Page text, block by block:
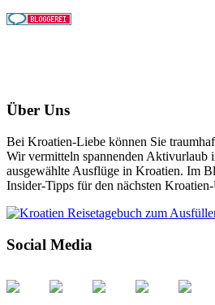
Über Uns
Bei Kroatien-Liebe können Sie
Wir vermitteln spannenden Aktivurlaub
ausgewählte Ausflüge in Kroatien. Im
Insider-Tipps für den nächsten
Social Media